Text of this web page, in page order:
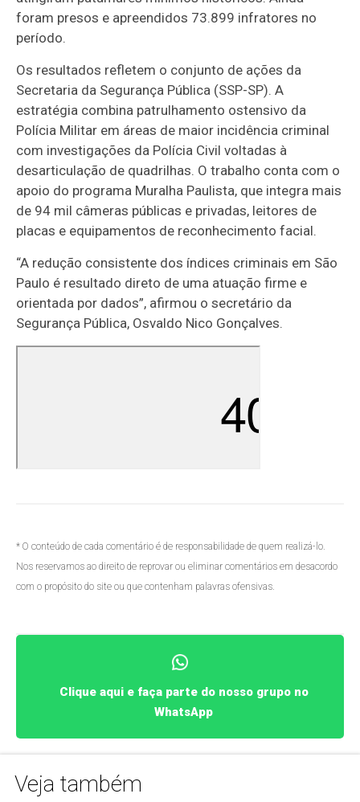
foram presos e apreendidos 73.899 infratores no
período.
Os resultados refletem o conjunto de ações da
Secretaria da Segurança Pública (SSP-SP). A
estratégia combina patrulhamento ostensivo da
Polícia Militar em áreas de maior incidência criminal
com investigações da Polícia Civil voltadas à
desarticulação de quadrilhas. O trabalho conta com o
apoio do programa Muralha Paulista, que integra mais
de 94 mil câmeras públicas e privadas, leitores de
placas e equipamentos de reconhecimento facial.
“A redução consistente dos índices criminais em São
Paulo é resultado direto de uma atuação firme e
orientada por dados”, afirmou o secretário da
Segurança Pública, Osvaldo Nico Gonçalves.
* O conteúdo de cada comentário é de responsabilidade de quem realizá-lo.
Nos reservamos ao direito de reprovar ou eliminar comentários em desacordo
com o propósito do site ou que contenham palavras ofensivas.
Clique aqui e faça parte do nosso grupo no
WhatsApp
Veja também